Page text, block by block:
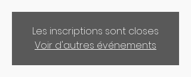
Les inscriptions sont closes
Voir d'autres événements